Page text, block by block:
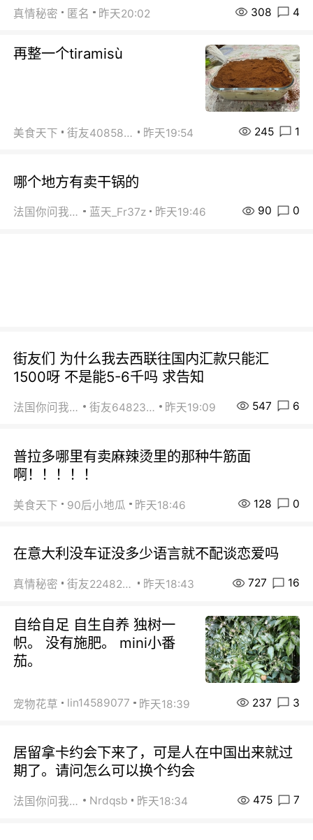
真情秘密 匿名 昨天20:02 308 4
再整一个tiramisù
美食天下 街友40858442 昨天19:54 245 1
哪个地方有卖干锅的
法国你问我答 蓝天_Fr37z 昨天19:46 90 0
街友们 为什么我去西联往国内汇款只能汇
1500呀 不是能5-6千吗 求告知
法国你问我答 街友64823891 昨天19:09 547 6
普拉多哪里有卖麻辣烫里的那种牛筋面
啊！！！！！
美食天下 90后小地瓜 昨天18:46 128 0
在意大利没车证没多少语言就不配谈恋爱吗
真情秘密 街友22482465 昨天18:43 727 16
自给自足 自生自养 独树一
帜。 没有施肥。 mini小番
茄。
宠物花草 lin14589077 昨天18:39 237 3
居留拿卡约会下来了，可是人在中国出来就过
期了。请问怎么可以换个约会
法国你问我答 Nrdqsb 昨天18:34 475 7